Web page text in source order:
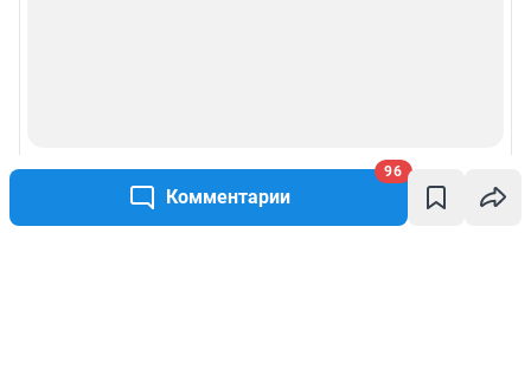
Комментарии
96